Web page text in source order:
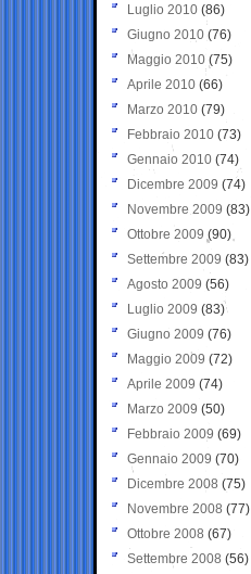
Luglio 2010 (86)
Giugno 2010 (76)
Maggio 2010 (75)
Aprile 2010 (66)
Marzo 2010 (79)
Febbraio 2010 (73)
Gennaio 2010 (74)
Dicembre 2009 (74)
Novembre 2009 (83)
Ottobre 2009 (90)
Settembre 2009 (83)
Agosto 2009 (56)
Luglio 2009 (83)
Giugno 2009 (76)
Maggio 2009 (72)
Aprile 2009 (74)
Marzo 2009 (50)
Febbraio 2009 (69)
Gennaio 2009 (70)
Dicembre 2008 (75)
Novembre 2008 (77)
Ottobre 2008 (67)
Settembre 2008 (56)